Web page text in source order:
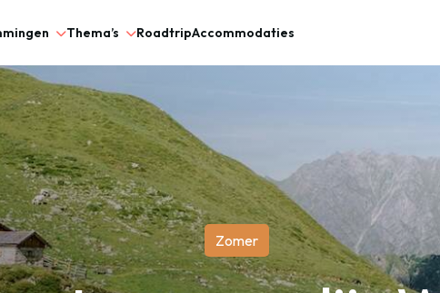
Thema’s RoadtripAccommodaties
Zomer